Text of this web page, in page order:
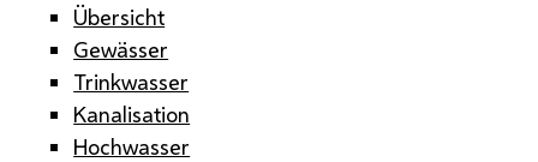
Übersicht
Gewässer
Trinkwasser
Kanalisation
Hochwasser